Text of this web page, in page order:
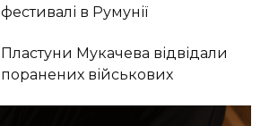
фестивалі в Румунії
Пластуни Мукачева відвідали
поранених військових